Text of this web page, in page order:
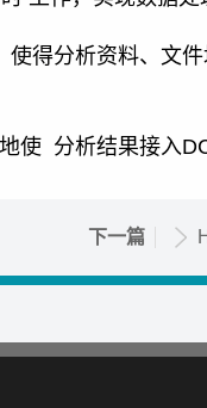
得分析资料、文
使 分析结果接入
下一篇